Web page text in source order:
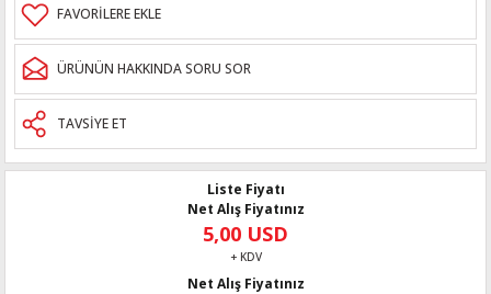
ÜRÜNÜN HAKKINDA SORU SOR
TAVSİYE ET
Liste Fiyatı
Net Alış Fiyatınız
5,00 USD
+ KDV
Net Alış Fiyatınız